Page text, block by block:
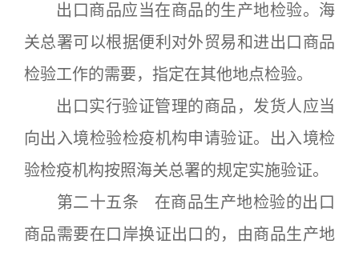
出口商品应当在商品的生产地检验。海
关总署可以根据便利对外贸易和进出口商品
检验工作的需要，指定在其他地点检验。
出口实行验证管理的商品，发货人应当
向出入境检验检疫机构申请验证。出入境检
验检疫机构按照海关总署的规定实施验证。
第二十五条 在商品生产地检验的出口
商品需要在口岸换证出口的，由商品生产地